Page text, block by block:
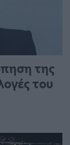
της
του